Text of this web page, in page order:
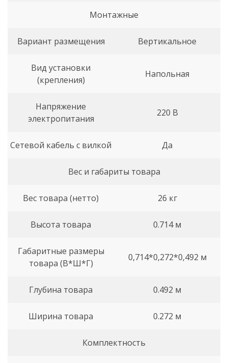
Монтажные
Вариант размещения Вертикальное
Вид установки
(крепления)
Напольная
Напряжение
электропитания
220 В
Сетевой кабель с вилкой Да
Вес и габариты товара
Вес товара (нетто) 26 кг
Высота товара 0.714 м
Габаритные размеры
товара (В*Ш*Г)
0,714*0,272*0,492 м
Глубина товара 0.492 м
Ширина товара 0.272 м
Комплектность